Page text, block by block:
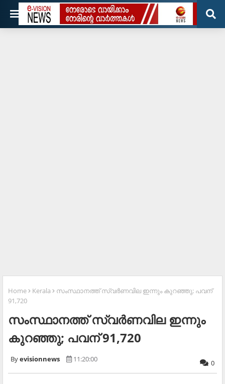
Home Kerala
സംസ്ഥാനത്ത് സ്വര്‍ണവില ഇന്നും കുറഞ്ഞു; പവന്
91,720
സംസ്ഥാനത്ത് സ്വര്‍ണവില ഇന്നും
കുറഞ്ഞു; പവന് 91,720
evisionnews 11:20:00 0